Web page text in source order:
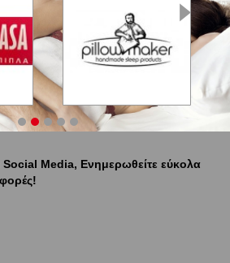
Media, Ενημερωθείτε εύκολα